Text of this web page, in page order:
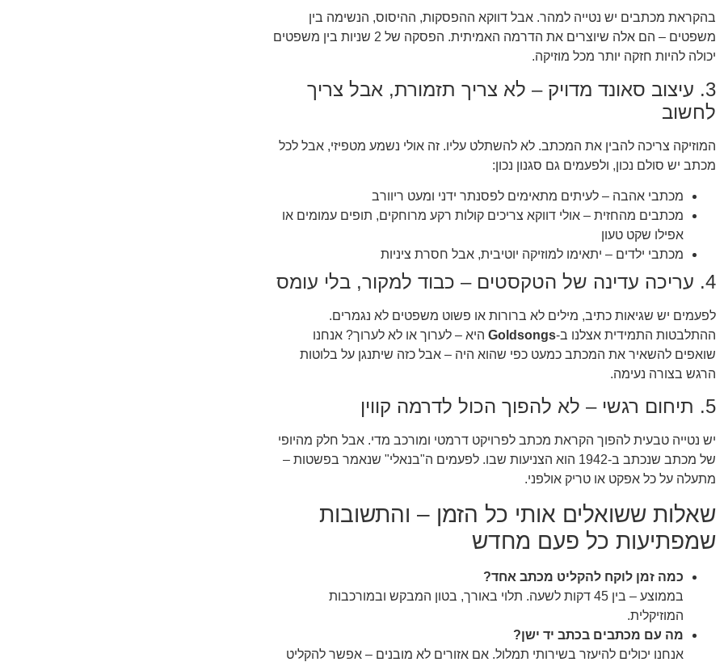
בהקראת מכתבים יש נטייה למהר. אבל דווקא ההפסקות, ההיסוס, הנשימה בין
משפטים – הם אלה שיוצרים את הדרמה האמיתית. הפסקה של 2 שניות בין משפטים
יכולה להיות חזקה יותר מכל מוזיקה.
3. עיצוב סאונד מדויק – לא צריך תזמורת, אבל צריך
לחשוב
המוזיקה צריכה להבין את המכתב. לא להשתלט עליו. זה אולי נשמע מטפיזי, אבל לכל
מכתב יש סולם נכון, ולפעמים גם סגנון נכון:
מכתבי אהבה – לעיתים מתאימים לפסנתר ידני ומעט ריוורב
מכתבים מהחזית – אולי דווקא צריכים קולות רקע מרוחקים, תופים עמומים או
אפילו שקט טעון
מכתבי ילדים – יתאימו למוזיקה יוטיבית, אבל חסרת ציניות
4. עריכה עדינה של הטקסטים – כבוד למקור, בלי עומס
לפעמים יש שגיאות כתיב, מילים לא ברורות או פשוט משפטים לא נגמרים.
ההתלבטות התמידית אצלנו ב-Goldsongs היא – לערוך או לא לערוך? אנחנו
שואפים להשאיר את המכתב כמעט כפי שהוא היה – אבל כזה שיתנגן על בלוטות
הרגש בצורה נעימה.
5. תיחום רגשי – לא להפוך הכול לדרמה קווין
יש נטייה טבעית להפוך הקראת מכתב לפרויקט דרמטי ומורכב מדי. אבל חלק מהיופי
של מכתב שנכתב ב-1942 הוא הצניעות שבו. לפעמים ה"בנאלי" שנאמר בפשטות –
מתעלה על כל אפקט או טריק אולפני.
שאלות ששואלים אותי כל הזמן – והתשובות
שמפתיעות כל פעם מחדש
כמה זמן לוקח להקליט מכתב אחד?
בממוצע – בין 45 דקות לשעה. תלוי באורך, בטון המבקש ובמורכבות
המוזיקלית.
מה עם מכתבים בכתב יד ישן?
אנחנו יכולים להיעזר בשירותי תמלול. אם אזורים לא מובנים – אפשר להקליט